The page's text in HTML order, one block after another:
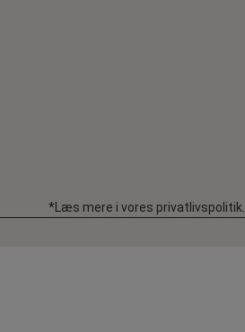
*Læs mere i vores privatlivspolitik.